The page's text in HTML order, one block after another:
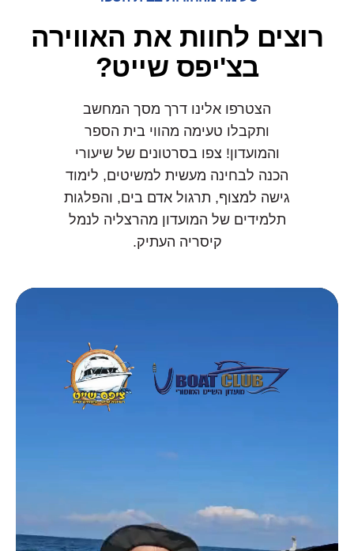
רוצים לחוות את האווירה
בצ'יפס שייט?
הצטרפו אלינו דרך מסך המחשב
ותקבלו טעימה מהווי בית הספר
והמועדון! צפו בסרטונים של שיעורי
הכנה לבחינה מעשית למשיטים, לימוד
גישה למצוף, תרגול אדם בים, והפלגות
תלמידים של המועדון מהרצליה לנמל
קיסריה העתיק.